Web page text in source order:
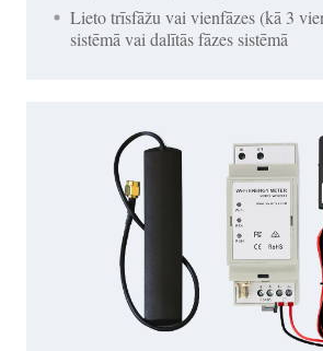
Lieto trīsfāžu vai vienfāzes (kā 3
sistēmā vai dalītās fāzes sistēmā